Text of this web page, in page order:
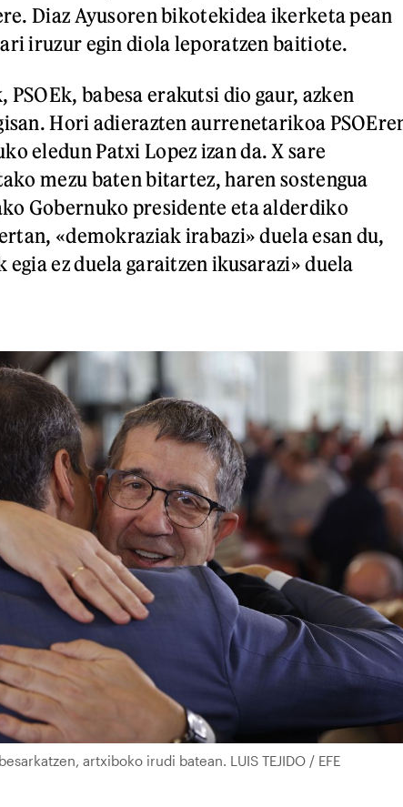
Diaz Ayusoren bikotekidea ikerketa pean
iruzur egin diola leporatzen baitiote.
PSOEk, babesa erakutsi dio gaur, azken
Hori adierazten aurrenetarikoa
eledun Patxi Lopez izan da. X sare
mezu baten bitartez, haren sostengua
Gobernuko presidente eta alderdiko
«demokraziak irabazi» duela esan du,
egia ez duela garaitzen ikusarazi» duela
artxiboko irudi batean. LUIS TEJIDO / EFE